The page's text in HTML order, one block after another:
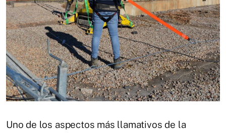
Uno de los aspectos más llamativos de la